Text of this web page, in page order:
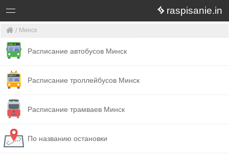
raspisanie.in
Минск
Расписание автобусов Минск
Расписание троллейбусов Минск
Расписание трамваев Минск
По названию остановки